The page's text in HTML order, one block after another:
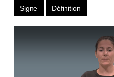
Signe Définition